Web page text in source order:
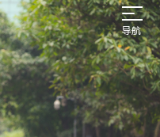
导航